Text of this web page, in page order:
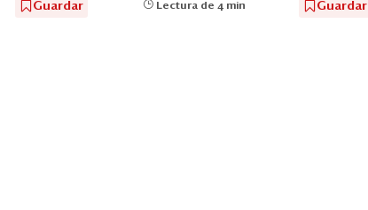
Guardar Lectura de 4 min Guardar